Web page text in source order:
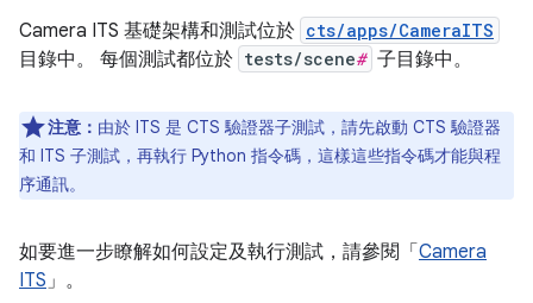
Camera ITS 基礎架構和測試位於 cts/apps/CameraITS
目錄中。 每個測試都位於 tests/scene# 子目錄中。
注意： 由於 ITS 是 CTS 驗證器子測試，請先啟動 CTS 驗證器
和 ITS 子測試，再執行 Python 指令碼，這樣這些指令碼才能與程
序通訊。
如要進一步瞭解如何設定及執行測試，請參閱「 Camera
ITS」。